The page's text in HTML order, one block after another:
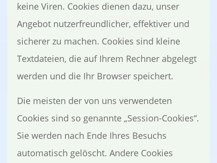
keine Viren. Cookies dienen dazu, unser
Angebot nutzerfreundlicher, effektiver und
sicherer zu machen. Cookies sind kleine
Textdateien, die auf Ihrem Rechner abgelegt
werden und die Ihr Browser speichert.
Die meisten der von uns verwendeten
Cookies sind so genannte „Session-Cookies“.
Sie werden nach Ende Ihres Besuchs
automatisch gelöscht. Andere Cookies